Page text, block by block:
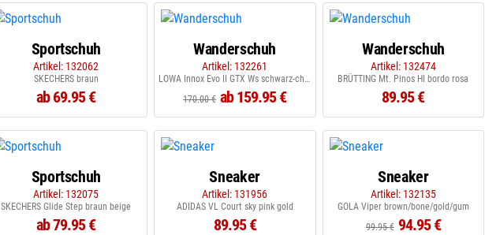
Sportschuh
Artikel: 132062
SKECHERS braun
ab 69.95 €
Wanderschuh
Artikel: 132261
LOWA Innox Evo II GTX Ws schwarz-champagner
170.00 € ab 159.95 €
Wanderschuh
Artikel: 132474
BRÜTTING Mt. Pinos HI bordo rosa
89.95 €
Sportschuh
Artikel: 132075
SKECHERS Glide Step braun beige
ab 79.95 €
Sneaker
Artikel: 131956
ADIDAS VL Court sky pink gold
89.95 €
Sneaker
Artikel: 132135
GOLA Viper brown/bone/gold/gum
99.95 € 94.95 €